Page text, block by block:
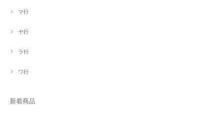
マ行
ヤ行
ラ行
ワ行
新着商品